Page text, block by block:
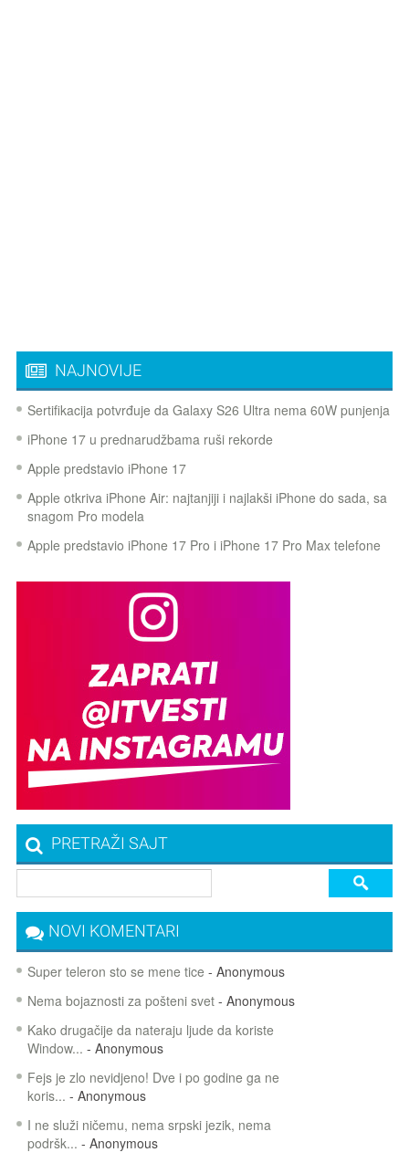
NAJNOVIJE
Sertifikacija potvrđuje da Galaxy S26 Ultra nema 60W punjenja
iPhone 17 u prednarudžbama ruši rekorde
Apple predstavio iPhone 17
Apple otkriva iPhone Air: najtanjiji i najlakši iPhone do sada, sa
snagom Pro modela
Apple predstavio iPhone 17 Pro i iPhone 17 Pro Max telefone
PRETRAŽI SAJT
NOVI KOMENTARI
Super teleron sto se mene tice - Anonymous
Nema bojaznosti za pošteni svet- Anonymous
Kako drugačije da nateraju ljude da koriste
Window... - Anonymous
Fejs je zlo nevidjeno! Dve i po godine ga ne
koris... - Anonymous
I ne služi ničemu, nema srpski jezik, nema
podršk... - Anonymous